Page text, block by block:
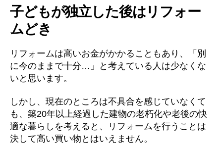
子どもが独立した後はリフォー
ムどき
リフォームは高いお金がかかることもあり、「別
に今のままで十分…」と考えている人は少なくな
いと思います。
しかし、現在のところは不具合を感じていなくて
も、築20年以上経過した建物の老朽化や老後の快
適な暮らしを考えると、リフォームを行うことは
決して高い買い物とはいえません。